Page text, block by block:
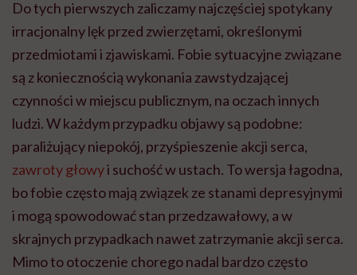
Do tych pierwszych zaliczamy najczęściej spotykany
irracjonalny lęk przed zwierzętami, określonymi
przedmiotami i zjawiskami. Fobie sytuacyjne związane
są z koniecznością wykonania zawstydzającej
czynności w miejscu publicznym, na oczach innych
ludzi. W każdym przypadku objawy są podobne:
paraliżujący niepokój, przyśpieszenie akcji serca,
zawroty głowyi suchość w ustach. To wersja łagodna,
bo fobie często mają związek ze stanami depresyjnymi
i mogą spowodować stan przedzawałowy, a w
skrajnych przypadkach nawet zatrzymanie akcji serca.
Mimo to otoczenie chorego nadal bardzo często